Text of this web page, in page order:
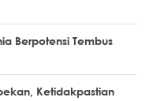
Berpotensi Tembus
Ketidakpastian